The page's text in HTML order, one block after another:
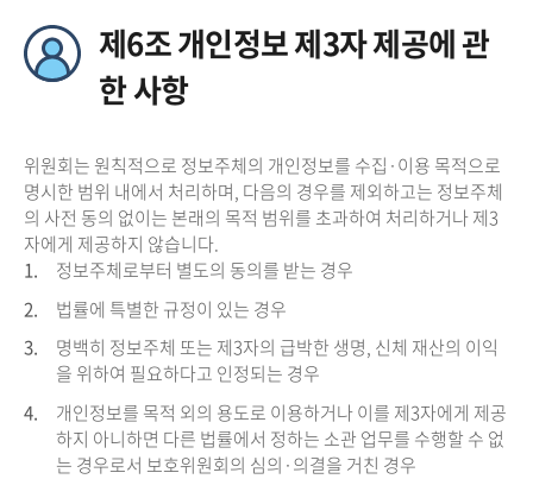
제6조 개인정보 제3자 제공에 관
한 사항
위원회는 원칙적으로 정보주체의 개인정보를 수집·이용 목적으로
명시한 범위 내에서 처리하며, 다음의 경우를 제외하고는 정보주체
의 사전 동의 없이는 본래의 목적 범위를 초과하여 처리하거나 제3
자에게 제공하지 않습니다.
1.
정보주체로부터 별도의 동의를 받는 경우
2.
법률에 특별한 규정이 있는 경우
3.
명백히 정보주체 또는 제3자의 급박한 생명, 신체 재산의 이익
을 위하여 필요하다고 인정되는 경우
4.
개인정보를 목적 외의 용도로 이용하거나 이를 제3자에게 제공
하지 아니하면 다른 법률에서 정하는 소관 업무를 수행할 수 없
는 경우로서 보호위원회의 심의·의결을 거친 경우